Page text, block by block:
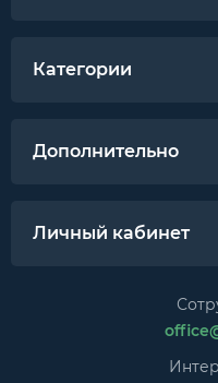
Категории
Дополнительно
Личный кабинет